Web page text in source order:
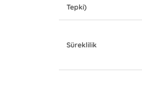
Tepki)
Süreklilik